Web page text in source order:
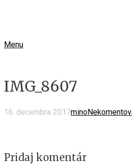
Menu
IMG_8607
16. decembra 2017mino
Pridaj komentár